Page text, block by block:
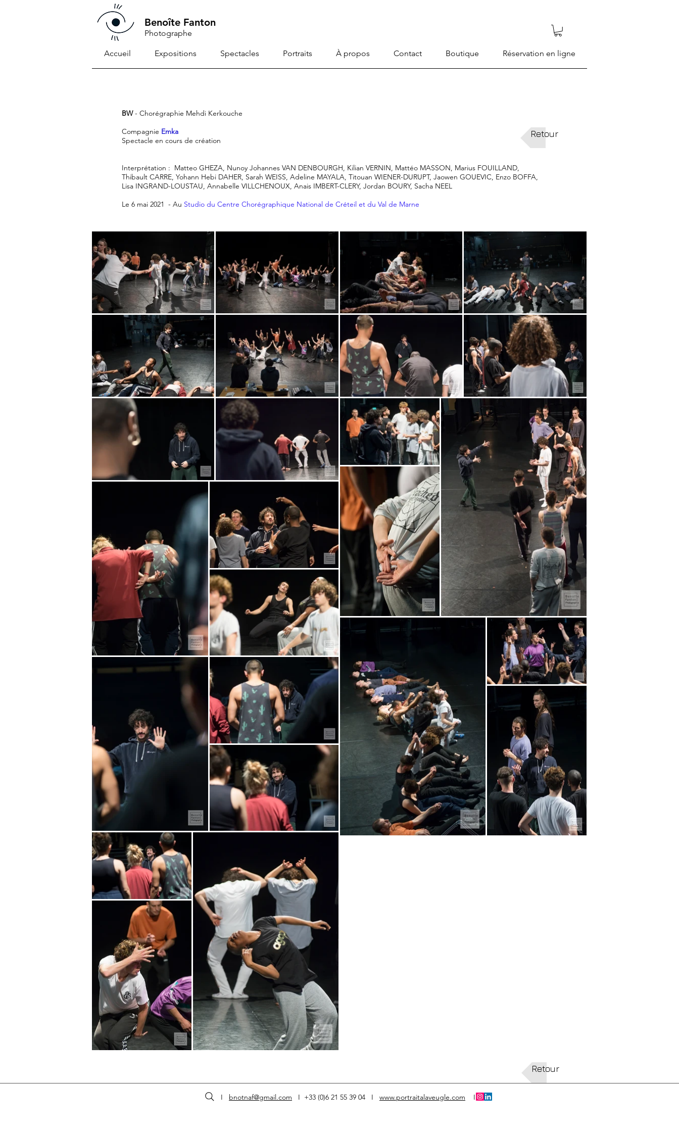
Benoîte Fanton
Photographe
Accueil Expositions Spectacles Portraits À propos Contact Boutique Réservation en ligne
BW- Chorégraphie Mehdi Kerkouche
Compagnie Emka
Spectacle en cours de création
Interprétation : Matteo GHEZA, Nunoy Johannes VAN DENBOURGH, Kilian VERNIN, Mattéo MASSON, Marius FOUILLAND,
Thibault CARRE, Yohann Hebi DAHER, Sarah WEISS, Adeline MAYALA, Titouan WIENER-DURUPT, Jaowen GOUEVIC, Enzo BOFFA,
Lisa INGRAND-LOUSTAU, Annabelle VILLCHENOUX, Anais IMBERT-CLERY, Jordan BOURY, Sacha NEEL
Le 6 mai 2021 - Au Studio du Centre Chorégraphique National de Créteil et du Val de Marne
Retour
Retour
I bnotnaf@gmail.com I +33 (0)6 21 55 39 04 I www.portraitalaveugle.com I